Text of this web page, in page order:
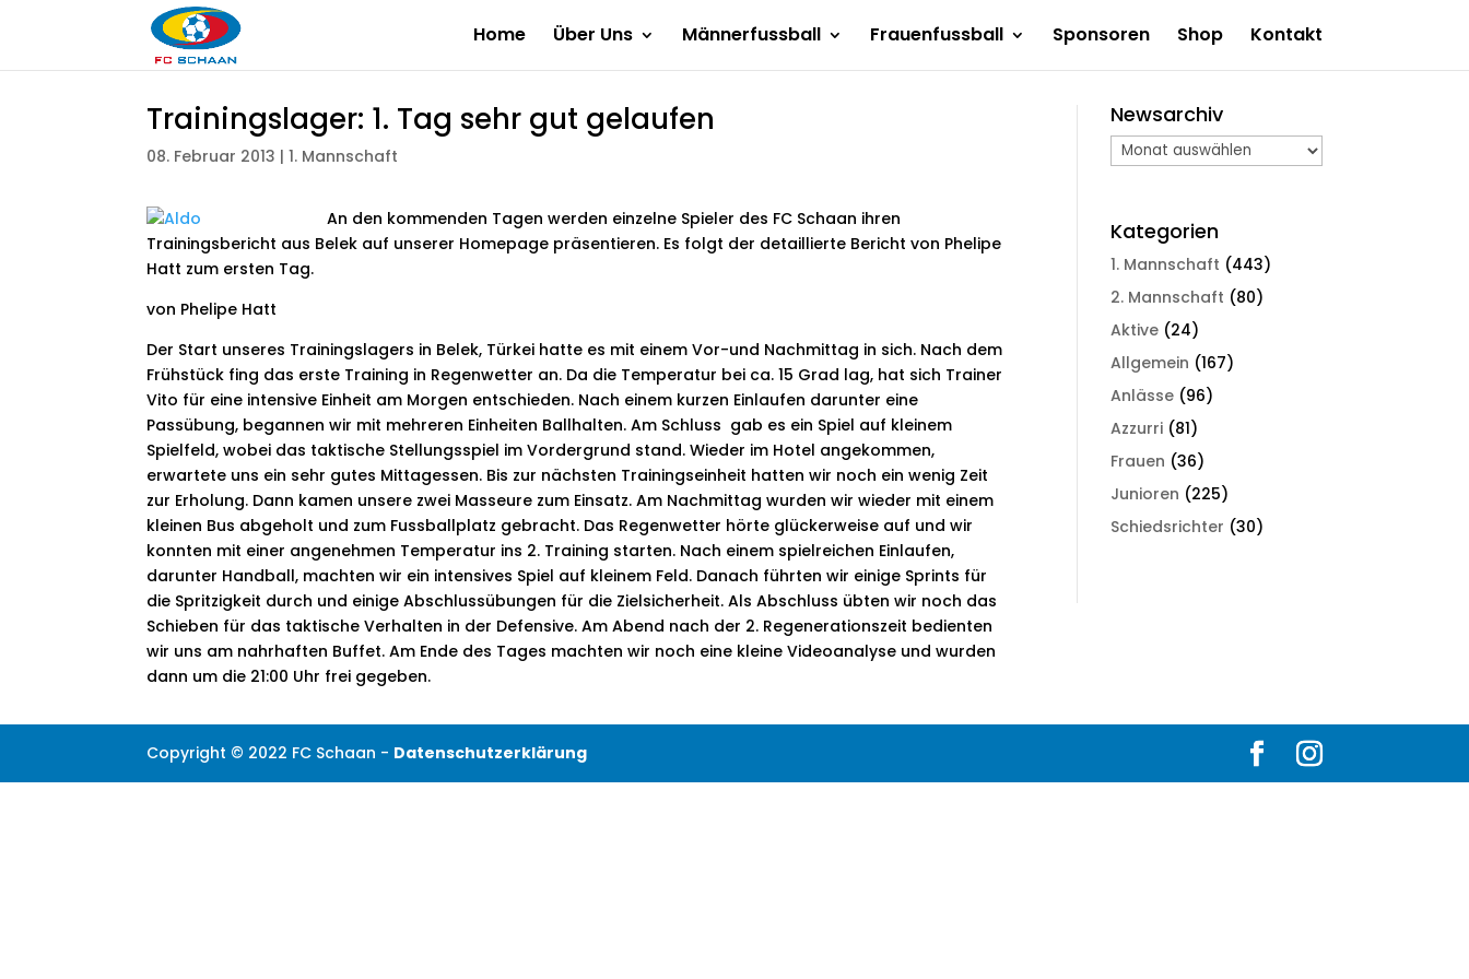
Home Über Uns Männerfussball Frauenfussball Sponsoren Shop Kontakt
Trainingslager: 1. Tag sehr gut gelaufen
08. Februar 2013 |1. Mannschaft
An den kommenden Tagen werden einzelne Spieler des FC Schaan ihren
Trainingsbericht aus Belek auf unserer Homepage präsentieren. Es folgt der detaillierte Bericht von Phelipe
Hatt zum ersten Tag.
von Phelipe Hatt
Der Start unseres Trainingslagers in Belek, Türkei hatte es mit einem Vor-und Nachmittag in sich. Nach dem
Frühstück fing das erste Training in Regenwetter an. Da die Temperatur bei ca. 15 Grad lag, hat sich Trainer
Vito für eine intensive Einheit am Morgen entschieden. Nach einem kurzen Einlaufen darunter eine
Passübung, begannen wir mit mehreren Einheiten Ballhalten. Am Schluss gab es ein Spiel auf kleinem
Spielfeld, wobei das taktische Stellungsspiel im Vordergrund stand. Wieder im Hotel angekommen,
erwartete uns ein sehr gutes Mittagessen. Bis zur nächsten Trainingseinheit hatten wir noch ein wenig Zeit
zur Erholung. Dann kamen unsere zwei Masseure zum Einsatz. Am Nachmittag wurden wir wieder mit einem
kleinen Bus abgeholt und zum Fussballplatz gebracht. Das Regenwetter hörte glückerweise auf und wir
konnten mit einer angenehmen Temperatur ins 2. Training starten. Nach einem spielreichen Einlaufen,
darunter Handball, machten wir ein intensives Spiel auf kleinem Feld. Danach führten wir einige Sprints für
die Spritzigkeit durch und einige Abschlussübungen für die Zielsicherheit. Als Abschluss übten wir noch das
Schieben für das taktische Verhalten in der Defensive. Am Abend nach der 2. Regenerationszeit bedienten
wir uns am nahrhaften Buffet. Am Ende des Tages machten wir noch eine kleine Videoanalyse und wurden
dann um die 21:00 Uhr frei gegeben.
Newsarchiv
Newsarchiv
Kategorien
1. Mannschaft (443)
2. Mannschaft (80)
Aktive (24)
Allgemein (167)
Anlässe (96)
Azzurri (81)
Frauen (36)
Junioren (225)
Schiedsrichter (30)
Copyright © 2022 FC Schaan - Datenschutzerklärung